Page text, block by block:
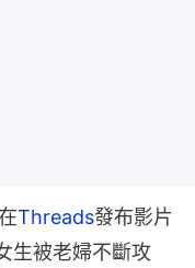
Threads發布影片
生被老婦不斷攻